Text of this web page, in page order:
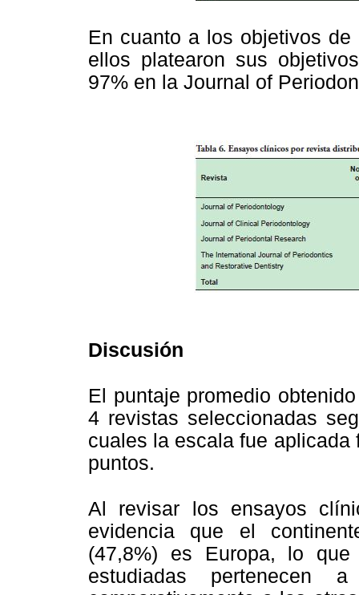
En cuanto a los objetivos
ellos platearon sus
97% en la Journal of
Discusión
El puntaje promedio
4 revistas seleccionadas
cuales la escala fue aplicada
puntos.
Al revisar los ensayos
evidencia que el
(47,8%) es Europa, lo
estudiadas pertenecen